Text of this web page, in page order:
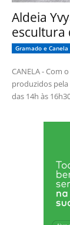
Aldeia
escultura
Gramado e Canela
CANELA - Com
produzidos pela
das 14h às